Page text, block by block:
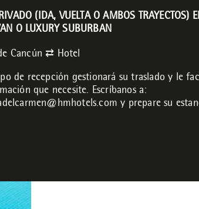
(IDA, VUELTA O AMBOS TRAYECTOS)
O LUXURY SUBURBAN
Cancún ⇄ Hotel
de recepción gestionará su traslado y le
que necesite. Escríbanos a:
y prepare su